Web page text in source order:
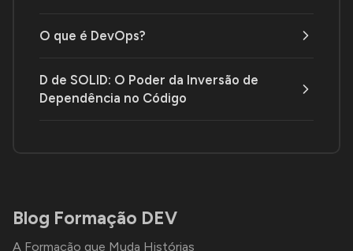
O que é DevOps?
D de SOLID: O Poder da Inversão de
Dependência no Código
Blog Formação DEV
A Formação que Muda Histórias